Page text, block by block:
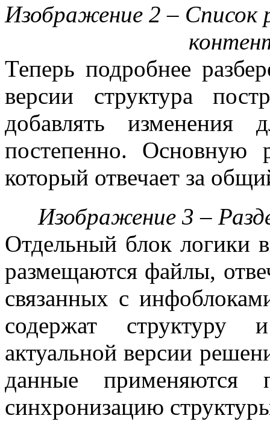
Изображение 2 – Список
Теперь подробнее
версии структура
добавлять изменения
постепенно. Основную
который отвечает за
Изображение 3 –
Отдельный блок логики
размещаются файлы,
связанных с
содержат структуру
актуальной версии
данные применяются
синхронизацию